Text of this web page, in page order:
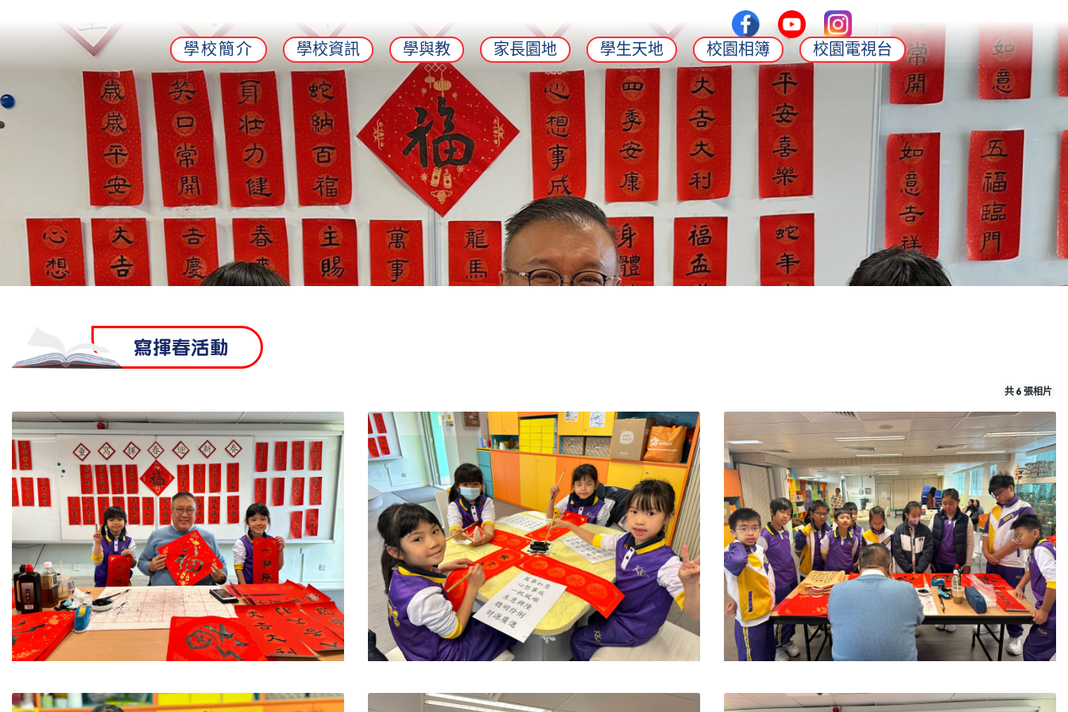
學校簡介 學校資訊 學與教 家長園地 學生天地 校園相簿 校園電視台
寫揮春活動
共 6 張相片